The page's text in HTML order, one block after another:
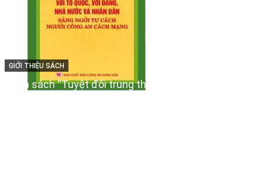
GIỚI THIỆU SÁCH